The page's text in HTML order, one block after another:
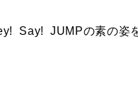
Say! JUMPの素の姿